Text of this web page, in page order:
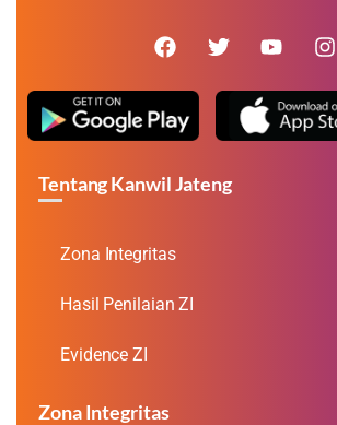
Tentang Kanwil Jateng
Zona Integritas
Hasil Penilaian ZI
Evidence ZI
Zona Integritas